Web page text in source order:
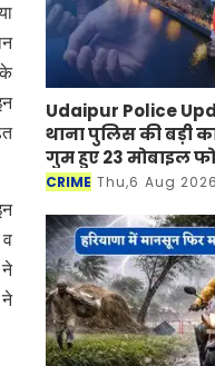
व
ने
ने
Udaipur Police
थाना पुलिस की बड़ी
गुम हुए 23 मोबाइल
CRIME Thu,6 Aug 2026